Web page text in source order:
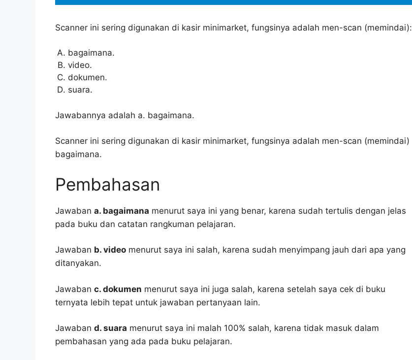
Scanner ini sering digunakan di kasir minimarket, fungsinya adalah men-scan (memindai):
bagaimana.
video.
dokumen.
suara.
Jawabannya adalah a. bagaimana.
Scanner ini sering digunakan di kasir minimarket, fungsinya adalah men-scan (memindai)
bagaimana.
Pembahasan
Jawaban a. bagaimana menurut saya ini yang benar, karena sudah tertulis dengan jelas
pada buku dan catatan rangkuman pelajaran.
Jawaban b. video menurut saya ini salah, karena sudah menyimpang jauh dari apa yang
ditanyakan.
Jawaban c. dokumen menurut saya ini juga salah, karena setelah saya cek di buku
ternyata lebih tepat untuk jawaban pertanyaan lain.
Jawaban d. suara menurut saya ini malah 100% salah, karena tidak masuk dalam
pembahasan yang ada pada buku pelajaran.